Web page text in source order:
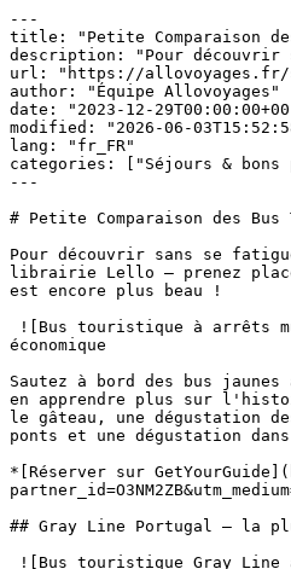
---
title: "Petite Comparaison
description: "Pour
url: "https://allovoyages.fr/
author: "Équipe Allovoyages"
date: "2023-12-
modified: "2026-06-
lang: "fr_FR"
categories: ["Séjours & bons
---
# Petite Comparaison des
Pour découvrir sans se
librairie Lello — prenez
est encore plus beau !
économique
Sautez à bord des bus
en apprendre plus sur
le gâteau, une dégustation
ponts et une dégustation
*[Réserver sur
## Gray Line Portugal — la